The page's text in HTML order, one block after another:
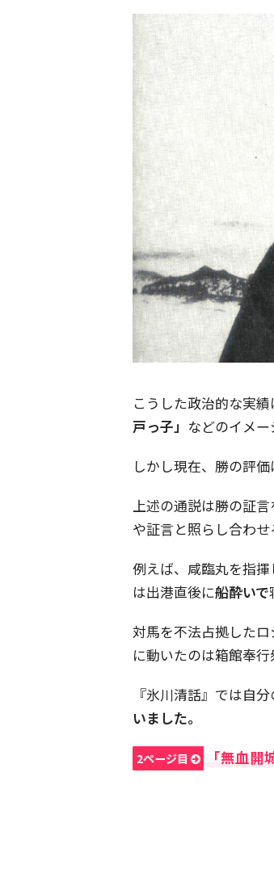
こうした政治的な実績
戸っ子」 などのイメー
しかし現在、勝の評価
上述の通説は勝の証
や証言と照らし合わ
例えば、咸臨丸を指
は出港直後に船酔いで
対馬を不法占拠した
に動いたのは箱館奉行
『氷川清話』では自
いました。
2ページ目 「無血